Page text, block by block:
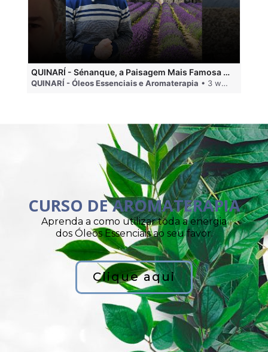
QUINARÍ - Sénanque, a Paisagem Mais Famosa da Aromaterapia
QUINARÍ - Óleos Essenciais e Aromaterapia • 3 weeks ago
CURSO DE AROMATERAPIA
Aprenda a como utilizar toda a energia
dos Óleos Essenciais ao seu favor.
Clique aqui